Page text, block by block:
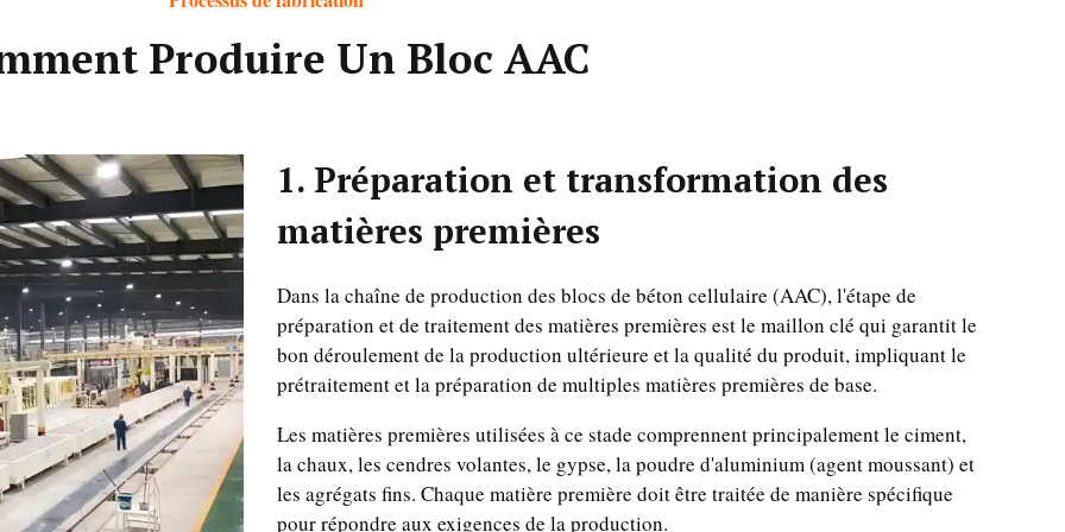
Produire Un Bloc AAC
1. Préparation et transformation des
matières premières
Dans la chaîne de production des blocs de béton cellulaire (AAC), l'étape de
préparation et de traitement des matières premières est le maillon clé qui garantit le
bon déroulement de la production ultérieure et la qualité du produit, impliquant le
prétraitement et la préparation de multiples matières premières de base.
Les matières premières utilisées à ce stade comprennent principalement le ciment,
la chaux, les cendres volantes, le gypse, la poudre d'aluminium (agent moussant) et
les agrégats fins. Chaque matière première doit être traitée de manière spécifique
pour répondre aux exigences de la production.